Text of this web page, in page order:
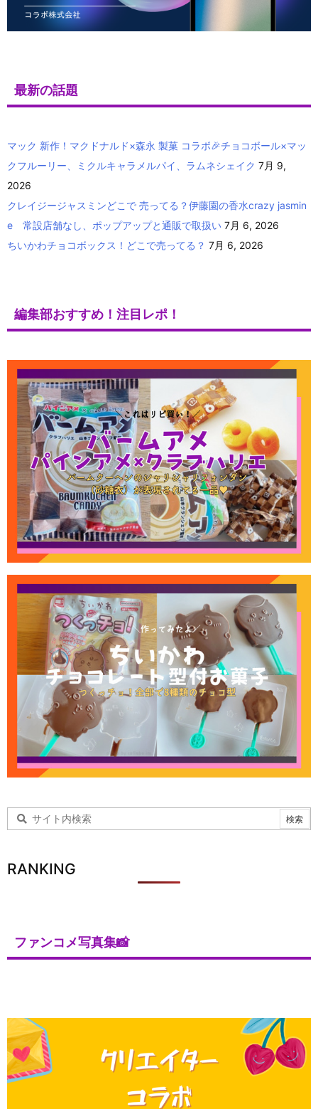
最新の話題
マック 新作！マクドナルド×森永 製菓 コラボ🎉チョコボール×マッ
クフルーリー、ミクルキャラメルパイ、ラムネシェイク 7月 9,
2026
クレイジージャスミンどこで 売ってる？伊藤園の香水crazy jasmin
e 常設店舗なし、ポップアップと通販で取扱い 7月 6, 2026
ちいかわチョコボックス！どこで売ってる？ 7月 6, 2026
編集部おすすめ！注目レポ！
RANKING
ファンコメ写真集📸